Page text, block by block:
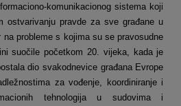
komunikacionog sistema koji
ostvarivanju pravde za sve građane u
na probleme s kojima su se pravosudne
suočile početkom 20. vijeka, kada je
dio svakodnevice građana Evrope
za vođenje, koordiniranje i
tehnologija u sudovima i